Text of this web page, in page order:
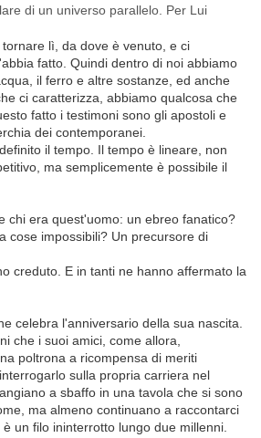
di un universo parallelo. Per Lui
lì, da dove è venuto, e ci
fatto. Quindi dentro di noi abbiamo
il ferro e altre sostanze, ed anche
ci caratterizza, abbiamo qualcosa che
fatto i testimoni sono gli apostoli e
dei contemporanei.
il tempo. Il tempo è lineare, non
ma semplicemente è possibile il
chi era quest'uomo: un ebreo fanatico?
cose impossibili? Un precursore di
creduto. E in tanti ne hanno affermato la
celebra l'anniversario della sua nascita.
che i suoi amici, come allora,
poltrona a ricompensa di meriti
sulla propria carriera nel
a sbaffo in una tavola che si sono
ma almeno continuano a raccontarci
un filo ininterrotto lungo due millenni.